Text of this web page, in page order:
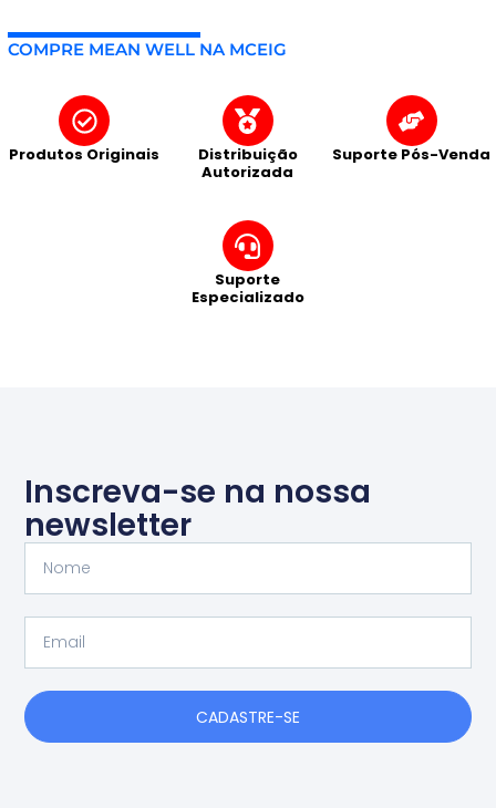
COMPRE MEAN WELL NA MCEIG
Produtos Originais
Distribuição
Autorizada
Suporte Pós-Venda
Suporte
Especializado
Inscreva-se na nossa
newsletter
CADASTRE-SE